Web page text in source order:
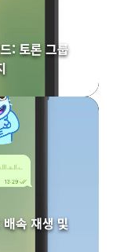
: 토론 그룹
속 재생 및